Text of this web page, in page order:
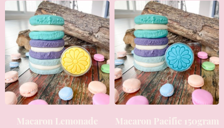
Macaron Lemonade
Macaron Pacific 150gram